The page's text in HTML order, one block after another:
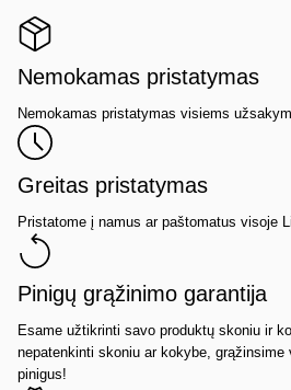
Nemokamas pristatymas
Nemokamas pristatymas visiems
Greitas pristatymas
Pristatome į namus ar paštomatus visoje
Pinigų grąžinimo garantija
Esame užtikrinti savo produktų skoniu ir
nepatenkinti skoniu ar kokybe,
pinigus!